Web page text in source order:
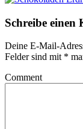
Schreibe einen
Deine E-Mail-
Felder sind mit *
Comment